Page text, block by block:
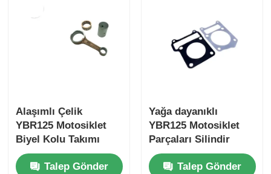
Motosiklet Debriyajı
Motosiklet egzoz borusu
Motosiklet Silindiri
Alaşımlı Çelik
YBR125 Motosiklet
Biyel Kolu Takımı
89MM Merkez
MesafesiTalep Gönder
Yağa dayanıklı
YBR125 Motosiklet
Parçaları Silindir
Yukarı ve Aşağı Yatay
Set Motor Silindir
Talep Gönder